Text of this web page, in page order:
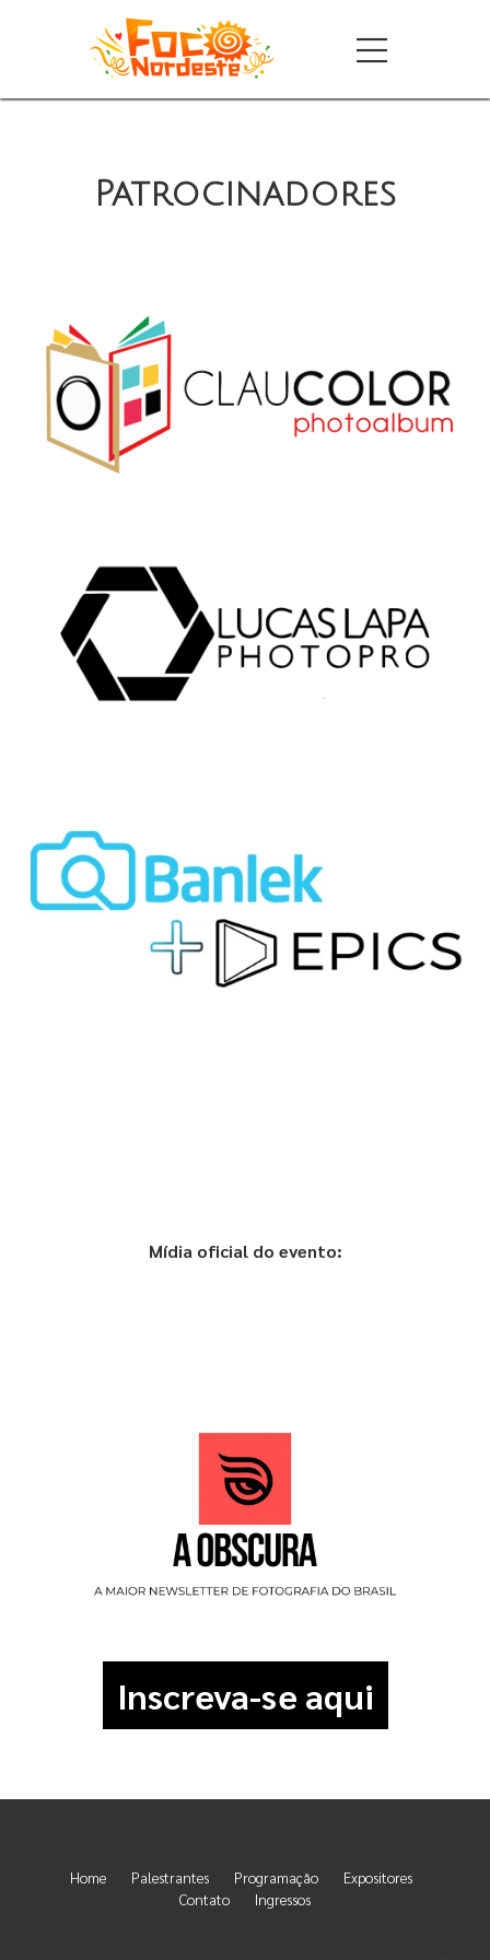
Patrocinadores
Mídia oficial do evento:
Inscreva-se aqui
Home Palestrantes Programação
Expositores
Contato
Ingressos